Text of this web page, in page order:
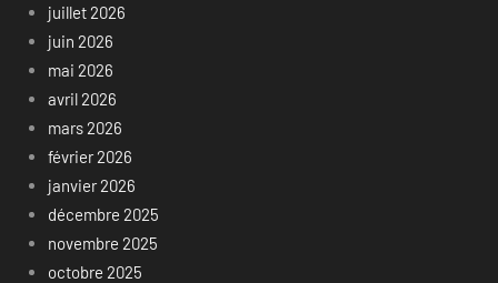
juillet 2026
juin 2026
mai 2026
avril 2026
mars 2026
février 2026
janvier 2026
décembre 2025
novembre 2025
octobre 2025